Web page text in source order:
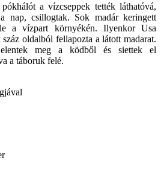
a vízcseppek tették láthatóvá,
nap, csillogtak. Sok madár keringett
a vízpart környékén. Ilyenkor Usa
oldalból fellapozta a látott madarat.
meg a ködből és siettek el
a táboruk felé.